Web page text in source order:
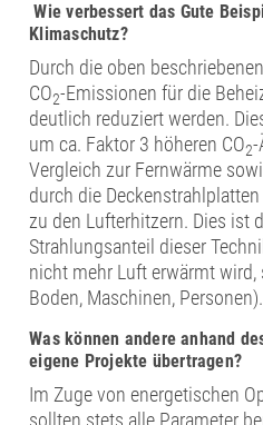
Wie verbessert das Gute
Klimaschutz?
Durch die oben
CO2-Emissionen für die
deutlich reduziert werden.
um ca. Faktor 3 höheren CO2-
Vergleich zur Fernwärme
durch die
zu den Lufterhitzern. Dies ist
Strahlungsanteil dieser
nicht mehr Luft erwärmt wird,
Boden, Maschinen, Personen).
Was können andere anhand
eigene Projekte übertragen?
Im Zuge von energetischen